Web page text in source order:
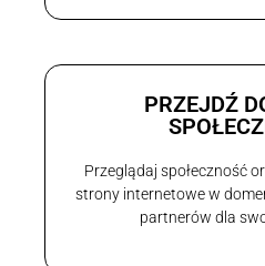
PRZEJDŹ
Przeglądaj społeczność
strony internetowe w
partnerów dla